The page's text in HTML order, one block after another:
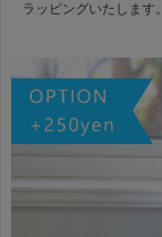
ラッピングいたします。